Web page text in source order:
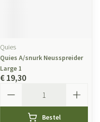
Quies
Quies A/snurk Neusspreider
Large 1
€ 19,30
Bestel